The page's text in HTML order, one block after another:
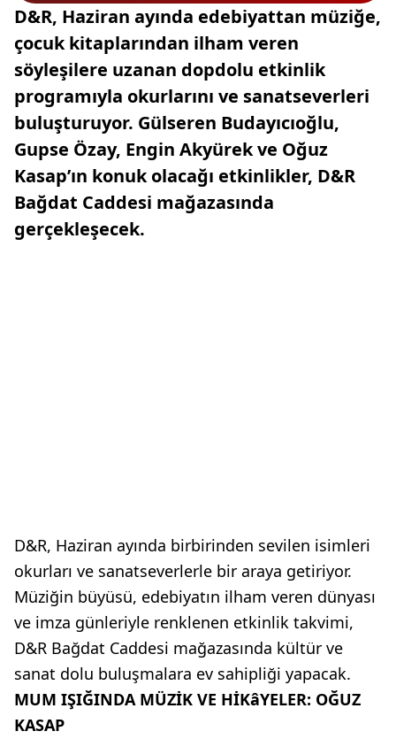
D&R, Haziran ayında edebiyattan müziğe,
çocuk kitaplarından ilham veren
söyleşilere uzanan dopdolu etkinlik
programıyla okurlarını ve sanatseverleri
buluşturuyor. Gülseren Budayıcıoğlu,
Gupse Özay, Engin Akyürek ve Oğuz
Kasap’ın konuk olacağı etkinlikler, D&R
Bağdat Caddesi mağazasında
gerçekleşecek.
D&R, Haziran ayında birbirinden sevilen isimleri
okurları ve sanatseverlerle bir araya getiriyor.
Müziğin büyüsü, edebiyatın ilham veren dünyası
ve imza günleriyle renklenen etkinlik takvimi,
D&R Bağdat Caddesi mağazasında kültür ve
sanat dolu buluşmalara ev sahipliği yapacak.
MUM IŞIĞINDA MÜZİK VE HİKâYELER: OĞUZ
KASAP